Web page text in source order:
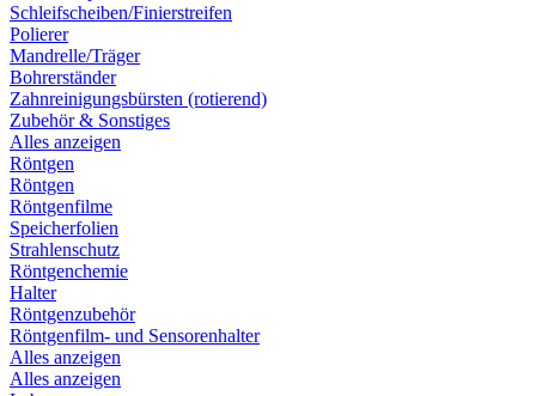
Schleifscheiben/Finierstreifen
Polierer
Mandrelle/Träger
Bohrerständer
Zahnreinigungsbürsten (rotierend)
Zubehör & Sonstiges
Alles anzeigen
Röntgen
Röntgen
Röntgenfilme
Speicherfolien
Strahlenschutz
Röntgenchemie
Halter
Röntgenzubehör
Röntgenfilm- und Sensorenhalter
Alles anzeigen
Alles anzeigen